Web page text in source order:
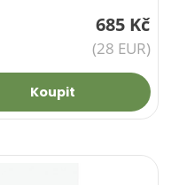
685 Kč
(28 EUR)